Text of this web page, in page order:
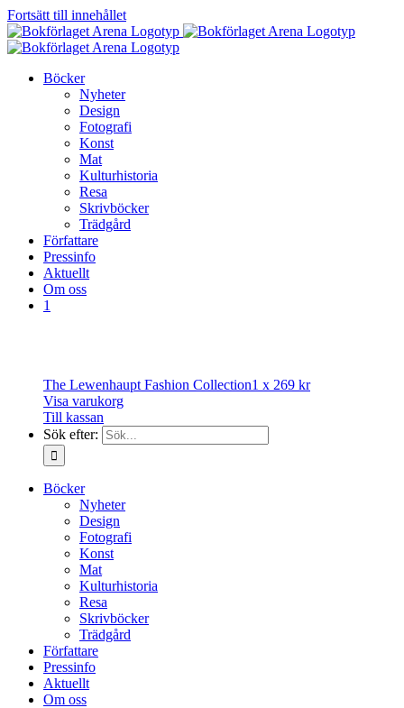
Fortsätt till innehållet
Böcker
Nyheter
Design
Fotografi
Konst
Mat
Kulturhistoria
Resa
Skrivböcker
Trädgård
Författare
Pressinfo
Aktuellt
Om oss
1
The Lewenhaupt Fashion Collection1 x 269 kr
Visa varukorg
Till kassan
Sök efter:
Böcker
Nyheter
Design
Fotografi
Konst
Mat
Kulturhistoria
Resa
Skrivböcker
Trädgård
Författare
Pressinfo
Aktuellt
Om oss